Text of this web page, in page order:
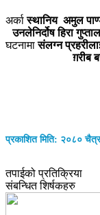
अर्कास्थानिय अमुल
उनलेनिर्दोष हिरा
घटनामासंलग्न
ग़रीब
प्रकाशित मिति: २०८०
तपाईको प्रतिक्रिया
संबन्धित शिर्षकहरु